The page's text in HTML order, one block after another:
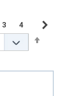
reading
Page
3 Page
4